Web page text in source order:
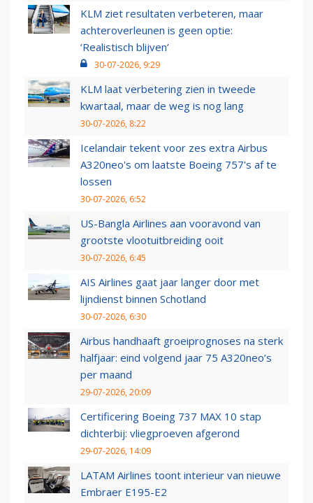
KLM ziet resultaten verbeteren, maar
achteroverleunen is geen optie:
‘Realistisch blijven’
30-07-2026, 9:29
KLM laat verbetering zien in tweede
kwartaal, maar de weg is nog lang
30-07-2026, 8:22
Icelandair tekent voor zes extra Airbus
A320neo's om laatste Boeing 757's af te
lossen
30-07-2026, 6:52
US-Bangla Airlines aan vooravond van
grootste vlootuitbreiding ooit
30-07-2026, 6:45
AIS Airlines gaat jaar langer door met
lijndienst binnen Schotland
30-07-2026, 6:30
Airbus handhaaft groeiprognoses na sterk
halfjaar: eind volgend jaar 75 A320neo’s
per maand
29-07-2026, 20:09
Certificering Boeing 737 MAX 10 stap
dichterbij: vliegproeven afgerond
29-07-2026, 14:09
LATAM Airlines toont interieur van nieuwe
Embraer E195-E2